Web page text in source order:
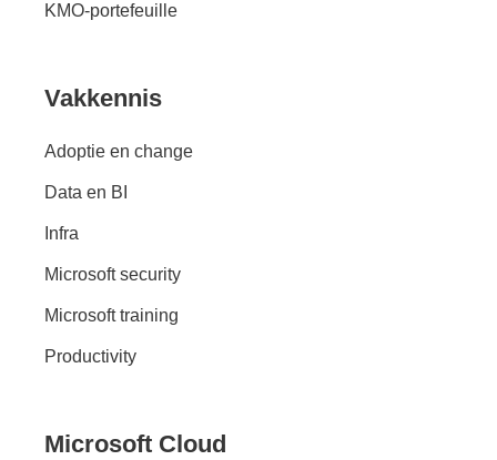
KMO-portefeuille
Vakkennis
Adoptie en change
Data en BI
Infra
Microsoft security
Microsoft training
Productivity
Microsoft Cloud